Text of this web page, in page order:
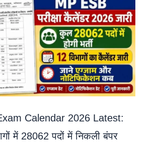
Calendar 2026 Latest:
में 28062 पदों में निकली बंपर